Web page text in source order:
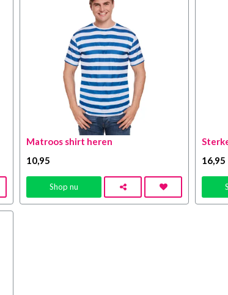
Matroos shirt heren
10,95
Shop nu
16,95